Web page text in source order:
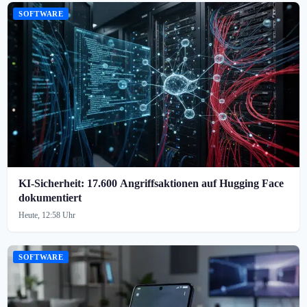
SOFTWARE
KI-Sicherheit: 17.600 Angriffsaktionen auf Hugging Face
dokumentiert
Heute, 12:58 Uhr
SOFTWARE